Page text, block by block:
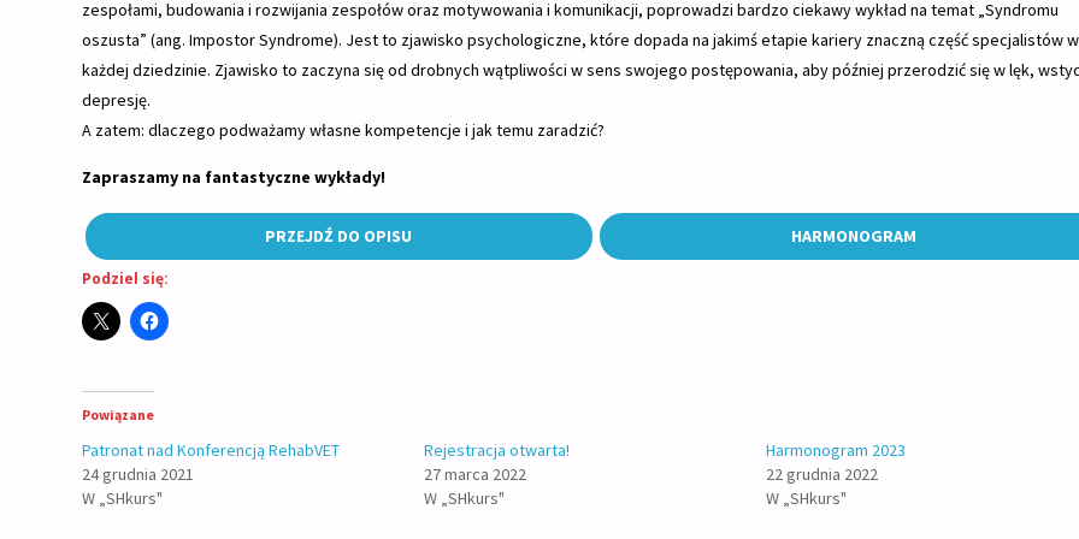
zespołami, budowania i rozwijania zespołów oraz motywowania i komunikacji, poprowadzi bardzo ciekawy wykład na temat „Syndromu
oszusta” (ang. Impostor Syndrome). Jest to zjawisko psychologiczne, które dopada na jakimś etapie kariery znaczną część specjalistów w
każdej dziedzinie. Zjawisko to zaczyna się od drobnych wątpliwości w sens swojego postępowania, aby później przerodzić się w lęk,
depresję.
A zatem: dlaczego podważamy własne kompetencje i jak temu zaradzić?
Zapraszamy na fantastyczne wykłady!
PRZEJDŹ DO OPISU HARMONOGRAM
Podziel się:
Powiązane
Patronat nad Konferencją RehabVET
24 grudnia 2021
W „SHkurs"
Rejestracja otwarta!
27 marca 2022
W „SHkurs"
Harmonogram 2023
22 grudnia 2022
W „SHkurs"